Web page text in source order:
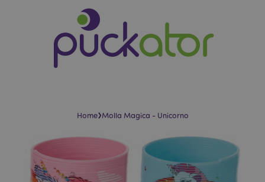
Home›Molla Magica - Unicorno
della
all'inizio
galleria